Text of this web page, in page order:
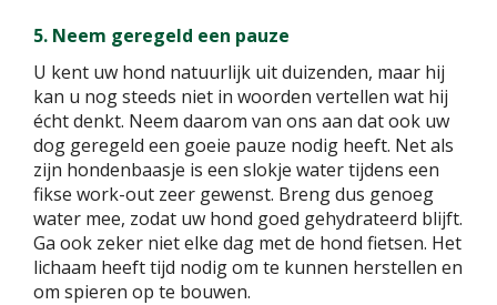
5. Neem geregeld een pauze
U kent uw hond natuurlijk uit duizenden, maar hij
kan u nog steeds niet in woorden vertellen wat hij
écht denkt. Neem daarom van ons aan dat ook uw
dog geregeld een goeie pauze nodig heeft. Net als
zijn hondenbaasje is een slokje water tijdens een
fikse work-out zeer gewenst. Breng dus genoeg
water mee, zodat uw hond goed gehydrateerd blijft.
Ga ook zeker niet elke dag met de hond fietsen. Het
lichaam heeft tijd nodig om te kunnen herstellen en
om spieren op te bouwen.